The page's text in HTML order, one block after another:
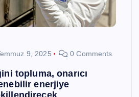
9, 2025 0 Comments
topluma, onarıcı
enerjiye